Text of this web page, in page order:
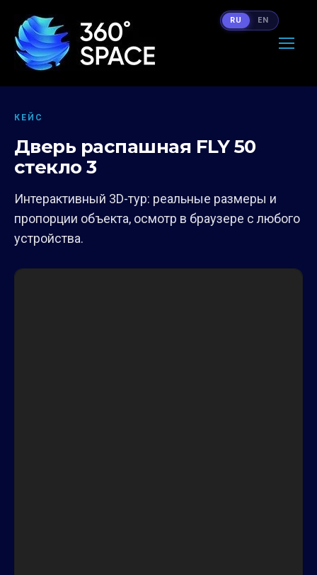
КЕЙС
Дверь распашная FLY 50
стекло 3
Интерактивный 3D-тур: реальные размеры и
пропорции объекта, осмотр в браузере с любого
устройства.
RU EN